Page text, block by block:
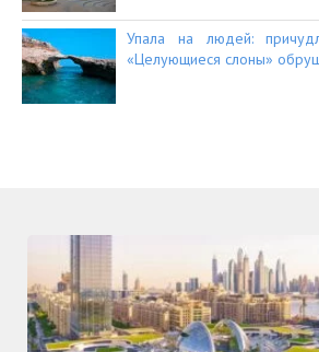
Упала на людей:
«Целующиеся слоны»